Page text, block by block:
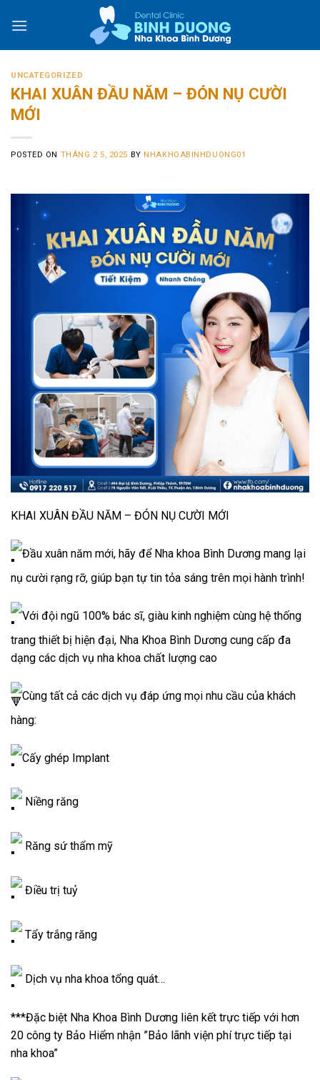
UNCATEGORIZED
KHAI XUÂN ĐẦU NĂM – ĐÓN NỤ CƯỜI
MỚI
POSTED ON THÁNG 2 5, 2025 BY NHAKHOABINHDUONG01
KHAI XUÂN ĐẦU NĂM – ĐÓN NỤ CƯỜI MỚI
Đầu xuân năm mới, hãy để Nha khoa Bình Dương mang lại
nụ cười rạng rỡ, giúp bạn tự tin tỏa sáng trên mọi hành trình!
Với đội ngũ 100% bác sĩ, giàu kinh nghiệm cùng hệ thống
trang thiết bị hiện đại, Nha Khoa Bình Dương cung cấp đa
dạng các dịch vụ nha khoa chất lượng cao
Cùng tất cả các dịch vụ đáp ứng mọi nhu cầu của khách
hàng:
Cấy ghép Implant
Niềng răng
Răng sứ thẩm mỹ
Điều trị tuỷ
Tẩy trắng răng
Dịch vụ nha khoa tổng quát…
***Đặc biệt Nha Khoa Bình Dương liên kết trực tiếp với hơn
20 công ty Bảo Hiểm nhận ”Bảo lãnh viện phí trực tiếp tại
nha khoa”